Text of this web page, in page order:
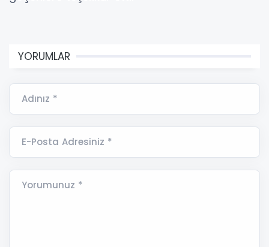
YORUMLAR
Adınız *
E-Posta Adresiniz *
Yorumunuz *